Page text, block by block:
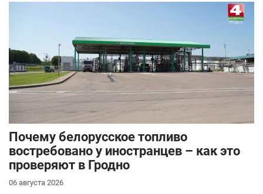
Почему белорусское топливо
востребовано у иностранцев – как это
проверяют в Гродно
06 августа 2026